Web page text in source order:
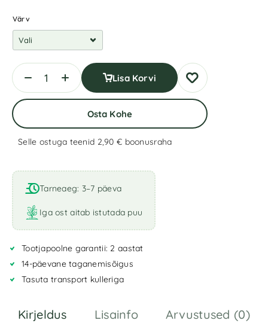
Värv
Lisa Korvi
Osta Kohe
Selle ostuga teenid 2,90 € boonusraha
l
t
e
r
n
t
i
Tarneaeg: 3–7 päeva
Iga ost aitab istutada puu
Tootjapoolne garantii: 2 aastat
14-päevane taganemisõigus
Tasuta transport kulleriga
Kirjeldus Lisainfo Arvustused (0)